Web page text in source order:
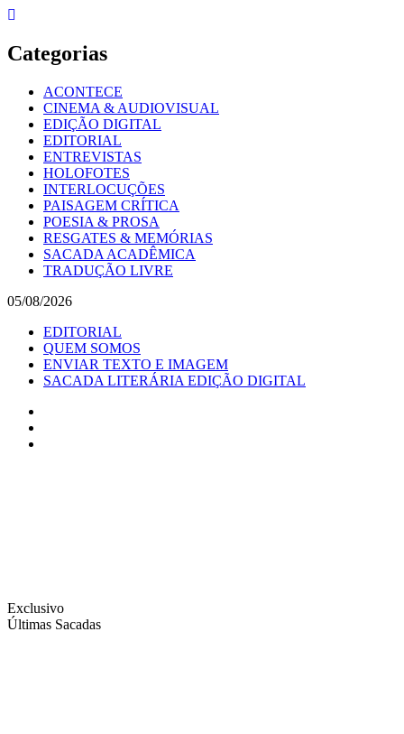
Skip
content
Categorias
ACONTECE
CINEMA & AUDIOVISUAL
EDIÇÃO DIGITAL
EDITORIAL
ENTREVISTAS
HOLOFOTES
INTERLOCUÇÕES
PAISAGEM CRÍTICA
POESIA & PROSA
RESGATES & MEMÓRIAS
SACADA ACADÊMICA
TRADUÇÃO LIVRE
05/08/2026
EDITORIAL
QUEM SOMOS
ENVIAR TEXTO E IMAGEM
SACADA LITERÁRIA EDIÇÃO DIGITAL
Exclusivo
Últimas Sacadas